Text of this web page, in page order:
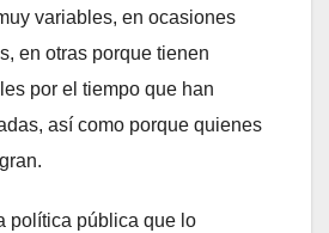
variables, en ocasiones
en otras porque tienen
por el tiempo que han
así como porque quienes
política pública que lo